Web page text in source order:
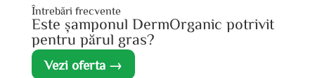
Întrebări frecvente
Este șamponul DermOrganic potrivit
pentru părul gras?
Vezi oferta →